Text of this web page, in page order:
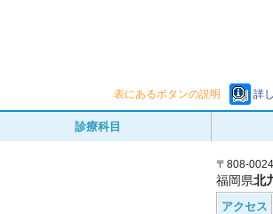
表にあるボタンの説明 詳
診療科目
〒808-0024
福岡県北
アクセス